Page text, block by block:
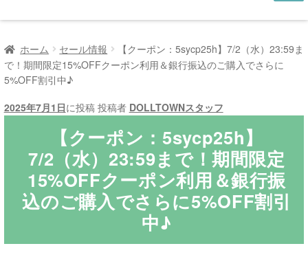
HOME
商品一覧
ラブドール買取・処分
メ
ニ
ュ
ー
展
無料引き取り
よくあるご質問
お問い合わせ
ホーム セール情報
【クーポン：5sycp25h】7/2（水）23:59ま
で！期間限定15%OFFクーポン利用＆銀行振込のご購入でさらに
5%OFF割引中♪
2025年7月1日に投稿 投稿者 DOLLTOWNスタッフ
【クーポン：5sycp25h】
7/2（水）23:59まで！期間限定
15%OFFクーポン利用＆銀行振
込のご購入でさらに5%OFF割引
中♪